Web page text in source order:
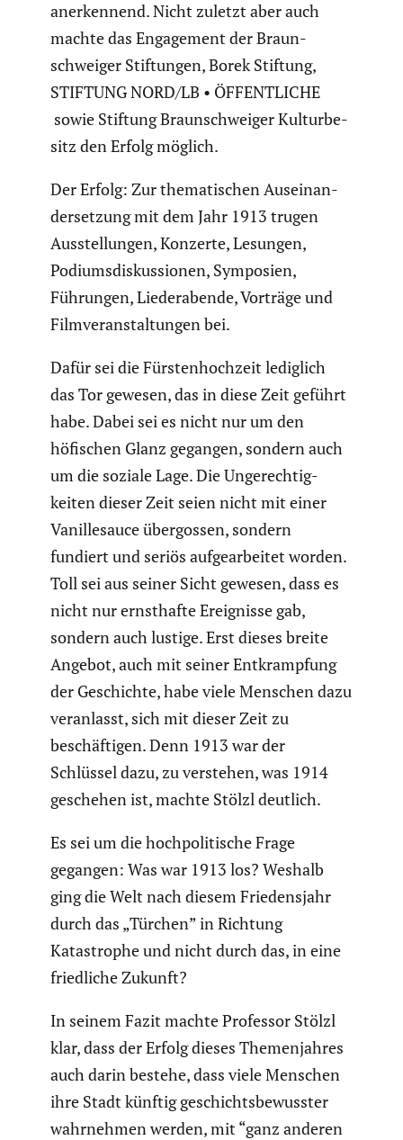
anerken­nend. Nicht zuletzt aber auch
machte das Engage­ment der Braun­
schweiger Stiftungen, Borek Stiftung,
STIFTUNG NORD/LB • ÖFFENTLICHE
sowie Stiftung Braun­schweiger Kultur­be­
sitz den Erfolg möglich.
Der Erfolg: Zur thema­ti­schen Ausein­an­
der­set­zung mit dem Jahr 1913 trugen
Ausstel­lungen, Konzerte, Lesungen,
Podiums­dis­kus­sionen, Symposien,
Führungen, Lieder­abende, Vorträge und
Filmver­an­stal­tungen bei.
Dafür sei die Fürsten­hoch­zeit lediglich
das Tor gewesen, das in diese Zeit geführt
habe. Dabei sei es nicht nur um den
höfischen Glanz gegangen, sondern auch
um die soziale Lage. Die Ungerech­tig­
keiten dieser Zeit seien nicht mit einer
Vanil­le­sauce übergossen, sondern
fundiert und seriös aufge­ar­beitet worden.
Toll sei aus seiner Sicht gewesen, dass es
nicht nur ernst­hafte Ereig­nisse gab,
sondern auch lustige. Erst dieses breite
Angebot, auch mit seiner Entkramp­fung
der Geschichte, habe viele Menschen dazu
veran­lasst, sich mit dieser Zeit zu
beschäf­tigen. Denn 1913 war der
Schlüssel dazu, zu verstehen, was 1914
geschehen ist, machte Stölzl deutlich.
Es sei um die hochpo­li­ti­sche Frage
gegangen: Was war 1913 los? Weshalb
ging die Welt nach diesem Friedens­jahr
durch das „Türchen” in Richtung
Katastrophe und nicht durch das, in eine
fried­liche Zukunft?
In seinem Fazit machte Professor Stölzl
klar, dass der Erfolg dieses Themen­jahres
auch darin bestehe, dass viele Menschen
ihre Stadt künftig geschichts­be­wusster
wahrnehmen werden, mit “ganz anderen